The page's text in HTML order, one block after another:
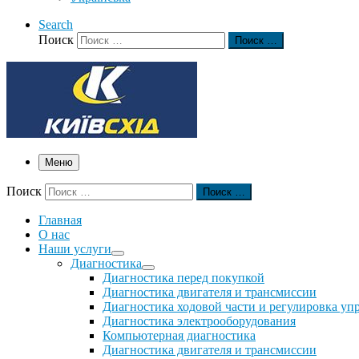
Search
Поиск
Поиск …
Меню
Поиск Поиск …
Главная
О нас
Наши услуги
Диагностика
Диагностика перед покупкой
Диагностика двигателя и трансмиссии
Диагностика ходовой части и регулировка
Диагностика электрооборудования
Компьютерная диагностика
Диагностика двигателя и трансмиссии